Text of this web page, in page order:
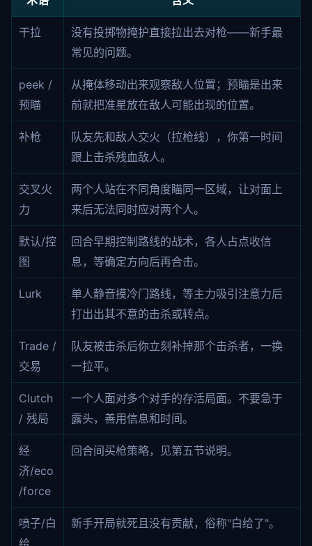
干拉
没有投掷物掩护直接拉出去对枪——新手最
常见的问题。
peek /
预瞄
从掩体移动出来观察敌人位置；预瞄是出来
前就把准星放在敌人可能出现的位置。
补枪
队友先和敌人交火（拉枪线），你第一时间
跟上击杀残血敌人。
交叉火
力
两个人站在不同角度瞄同一区域，让对面上
来后无法同时应对两个人。
默认/控
图
回合早期控制路线的战术，各人占点收信
息，等确定方向后再合击。
Lurk
单人静音摸冷门路线，等主力吸引注意力后
打出出其不意的击杀或转点。
Trade /
交易
队友被击杀后你立刻补掉那个击杀者，一换
一拉平。
Clutch
/ 残局
一个人面对多个对手的存活局面。不要急于
露头，善用信息和时间。
经
济/eco
/force
回合间买枪策略，见第五节说明。
喷子/白
给
新手开局就死且没有贡献，俗称"白给了"。